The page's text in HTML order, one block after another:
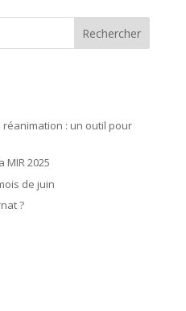
réanimation : un outil pour
2025
de juin
?